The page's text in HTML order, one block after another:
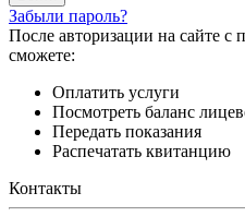
Забыли пароль?
После авторизации на сайте
сможете:
Оплатить услуги
Посмотреть баланс
Передать показания
Распечатать квитанцию
Контакты